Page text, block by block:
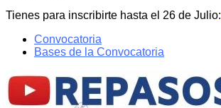
Tienes para inscribirte hasta el 26 de Julio:
Convocatoria
Bases de la Convocatoria